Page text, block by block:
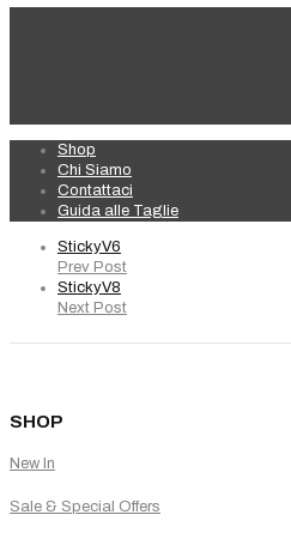
Shop
Chi Siamo
Contattaci
Guida alle Taglie
StickyV6
Prev Post
StickyV8
Next Post
SHOP
New In
Sale & Special Offers